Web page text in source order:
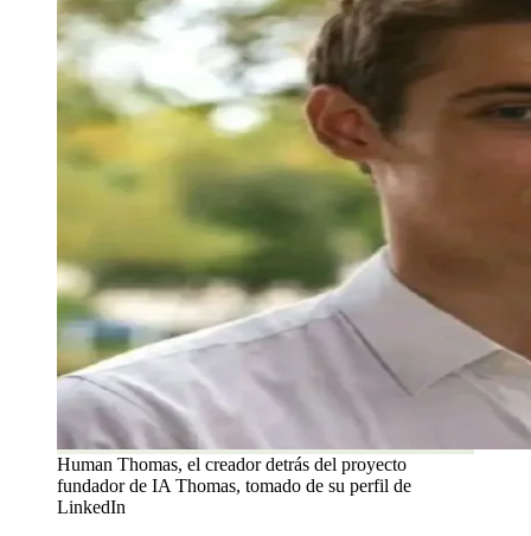
Human Thomas, el creador detrás del proyecto
fundador de IA Thomas, tomado de su perfil de
LinkedIn